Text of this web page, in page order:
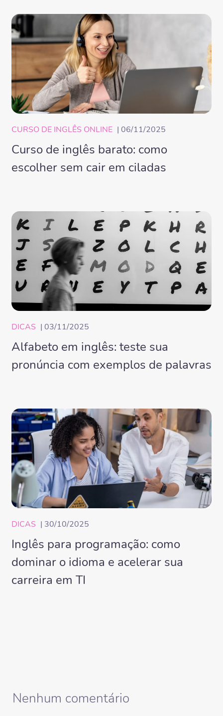
CURSO DE INGLÊS ONLINE | 06/11/2025
Curso de inglês barato: como
escolher sem cair em ciladas
DICAS | 03/11/2025
Alfabeto em inglês: teste sua
pronúncia com exemplos de palavras
DICAS | 30/10/2025
Inglês para programação: como
dominar o idioma e acelerar sua
carreira em TI
Nenhum comentário